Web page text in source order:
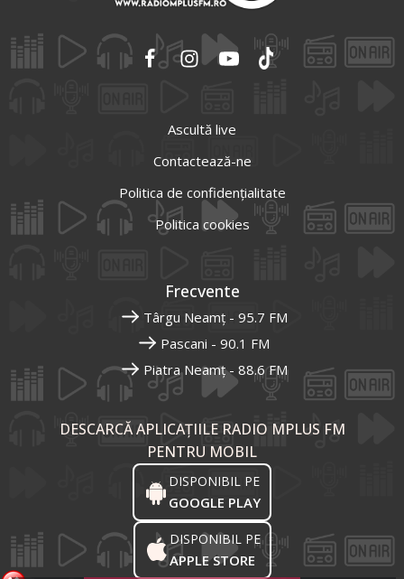
Ascultă live
Contactează-ne
Politica de confidențialitate
Politica cookies
Frecvente
Târgu Neamț - 95.7 FM
Pascani - 90.1 FM
Piatra Neamț - 88.6 FM
DESCARCĂ APLICAȚIILE RADIO MPLUS FM
PENTRU MOBIL
DISPONIBIL PE
GOOGLE PLAY
DISPONIBIL PE
APPLE STORE